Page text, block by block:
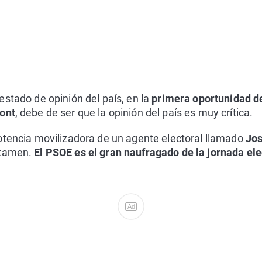
de opinión del país, en la primera oportunidad
, debe de ser que la opinión del país es muy crítica.
movilizadora de un agente electoral llamado
El PSOE es el gran naufragado de la jornada
Ad